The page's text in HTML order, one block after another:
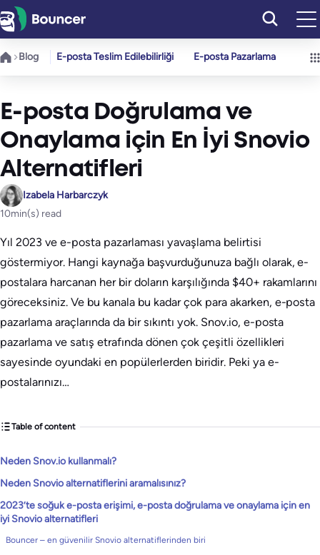
İçeriğe
geç
Blog E-posta Teslim Edilebilirliği E-posta Pazarlama
E-posta Doğrulama ve
Onaylama için En İyi Snovio
Alternatifleri
Izabela Harbarczyk
10min(s) read
Yıl 2023 ve e-posta pazarlaması yavaşlama belirtisi
göstermiyor. Hangi kaynağa başvurduğunuza bağlı olarak, e-
postalara harcanan her bir doların karşılığında $40+ rakamlarını
göreceksiniz. Ve bu kanala bu kadar çok para akarken, e-posta
pazarlama araçlarında da bir sıkıntı yok. Snov.io, e-posta
pazarlama ve satış etrafında dönen çok çeşitli özellikleri
sayesinde oyundaki en popülerlerden biridir. Peki ya e-
postalarınızı…
Table of content
Neden Snov.io kullanmalı?
Neden Snovio alternatiflerini aramalısınız?
2023’te soğuk e-posta erişimi, e-posta doğrulama ve onaylama için en
iyi Snovio alternatifleri
Bouncer – en güvenilir Snovio alternatiflerinden biri